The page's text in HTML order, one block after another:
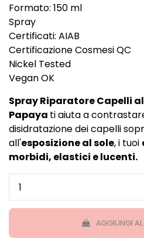
Formato: 150 ml
Spray
Certificati: AIAB
Certificazione Cosmesi QC
Nickel Tested
Vegan OK
Spray Riparatore Capelli
Papaya ti aiuta a
disidratazione dei capelli
all'esposizione al sole, i tuoi
morbidi, elastici e lucenti.
AGGIUNGI AL